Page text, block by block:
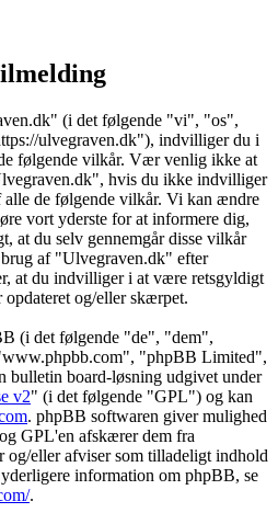
(i det følgende "vi", "os",
ulvegraven.dk"), indvilliger du i
følgende vilkår. Vær venlig ikke at
hvis du ikke indvilliger
de følgende vilkår. Vi kan ændre
vort yderste for at informere dig,
at du selv gennemgår disse vilkår
af "Ulvegraven.dk" efter
at du indvilliger i at være retsgyldigt
og/eller skærpet.
(i det følgende "de", "dem",
"phpBB Limited",
bulletin board-løsning udgivet under
v2" (i det følgende "GPL") og kan
. phpBB softwaren giver mulighed
GPL'en afskærer dem fra
og/eller afviser som tilladeligt indhold
information om phpBB, se
.